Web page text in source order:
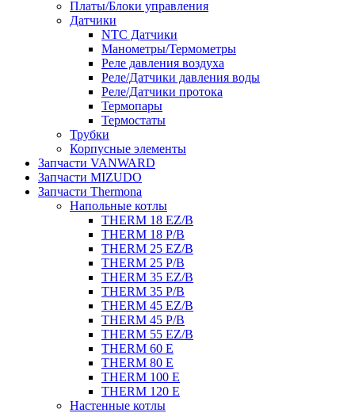
Платы/Блоки управления
Датчики
NTC Датчики
Манометры/Термометры
Реле давления воздуха
Реле/Датчики давления воды
Реле/Датчики протока
Термопары
Термостаты
Трубки
Корпусные элементы
Запчасти VANWARD
Запчасти MIZUDO
Запчасти Thermona
Напольные котлы
THERM 18 EZ/B
THERM 18 P/B
THERM 25 EZ/B
THERM 25 P/B
THERM 35 EZ/B
THERM 35 P/B
THERM 45 EZ/B
THERM 45 P/B
THERM 55 EZ/B
THERM 60 E
THERM 80 E
THERM 100 E
THERM 120 E
Настенные котлы